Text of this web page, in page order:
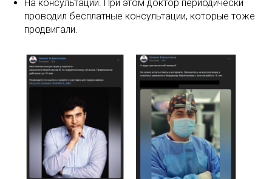
На консультации. При этом доктор периодически
проводил бесплатные консультации, которые тоже
продвигали.